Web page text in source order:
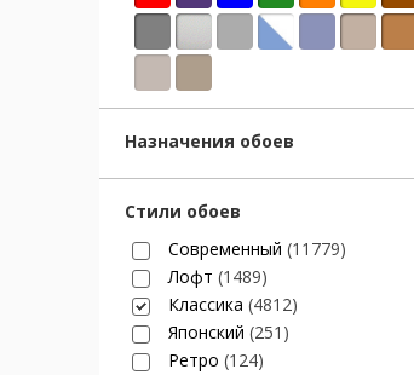
Назначения обоев
Стили обоев
Современный (11779)
Лофт (1489)
Классика (4812)
Японский (251)
Ретро (124)